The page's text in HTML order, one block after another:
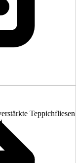
Teppichfliesen